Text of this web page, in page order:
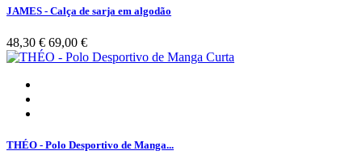
JAMES - Calça de sarja em algodão
48,30 € 69,00 €
THÉO - Polo Desportivo de Manga...